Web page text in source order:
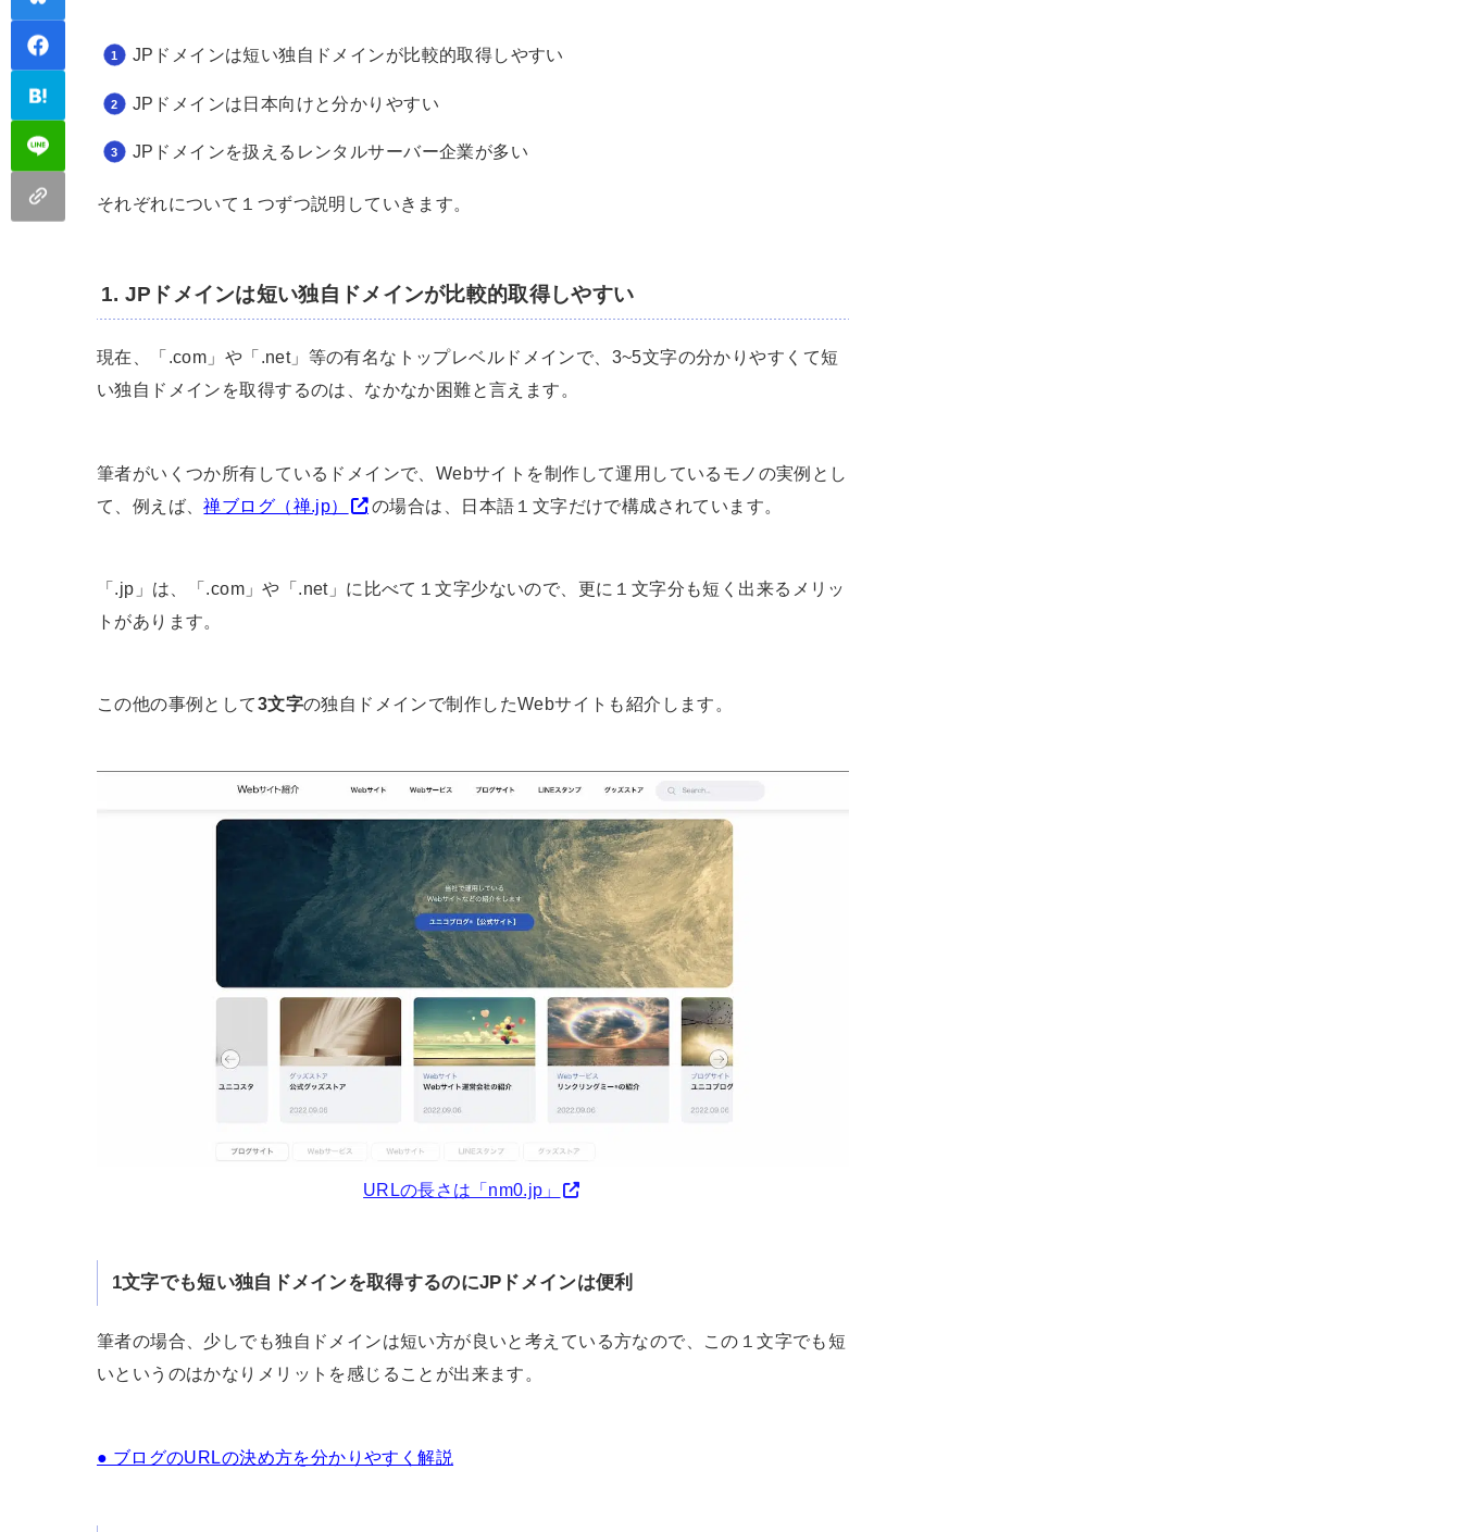
JPドメインは短い独自ドメインが比較的取得しやすい
JPドメインは日本向けと分かりやすい
JPドメインを扱えるレンタルサーバー企業が多い
それぞれについて１つずつ説明していきます。
1. JPドメインは短い独自ドメインが比較的取得しやすい
現在、「.com」や「.net」等の有名なトップレベルドメインで、3~5文字の分かりやすくて短
い独自ドメインを取得するのは、なかなか困難と言えます。
筆者がいくつか所有しているドメインで、Webサイトを制作して運用しているモノの実例とし
て、例えば、禅ブログ（禅.jp） の場合は、日本語１文字だけで構成されています。
「.jp」は、「.com」や「.net」に比べて１文字少ないので、更に１文字分も短く出来るメリッ
トがあります。
この他の事例として3文字の独自ドメインで制作したWebサイトも紹介します。
URLの長さは「nm0.jp」
1文字でも短い独自ドメインを取得するのにJPドメインは便利
筆者の場合、少しでも独自ドメインは短い方が良いと考えている方なので、この１文字でも短
いというのはかなりメリットを感じることが出来ます。
● ブログのURLの決め方を分かりやすく解説